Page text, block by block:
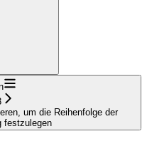
um die Reihenfolge der
festzulegen